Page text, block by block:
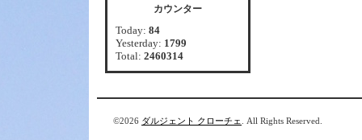
カウンター
Today: 84
Yesterday: 1799
Total: 2460314
©2026 ダルジェント クローチェ . All Rights Reserved.